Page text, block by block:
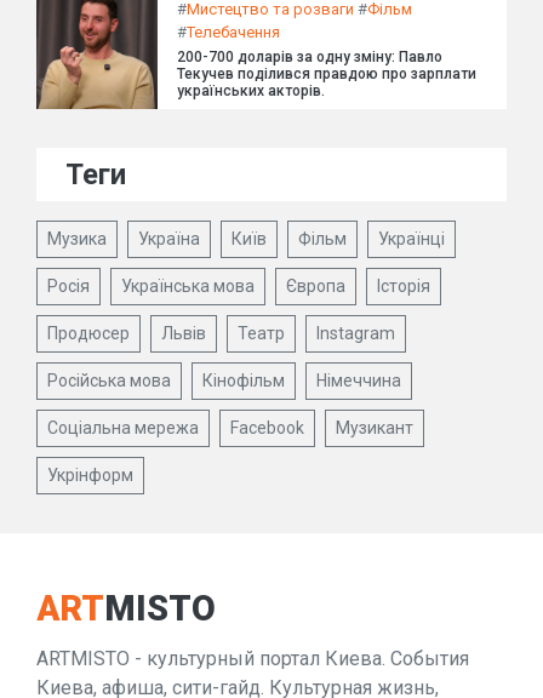
#Мистецтво та розваги #Фільм
#Телебачення
200-700 доларів за одну зміну: Павло
Текучев поділився правдою про зарплати
українських акторів.
Теги
Музика Україна Київ Фільм Українці
Росія Українська мова Європа Історія
Продюсер Львів Театр Instagram
Російська мова Кінофільм Німеччина
Соціальна мережа Facebook Музикант
Укрінформ
ARTMISTO
ARTMISTO - культурный портал Киева. События
Киева, афиша, сити-гайд. Культурная жизнь,